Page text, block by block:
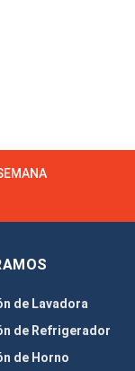
de Lavadora
de Refrigerador
de Horno